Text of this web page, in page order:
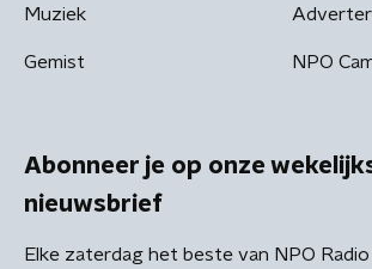
Muziek
Gemist NPO
Abonneer je op onze
nieuwsbrief
Elke zaterdag het beste van NPO Radio